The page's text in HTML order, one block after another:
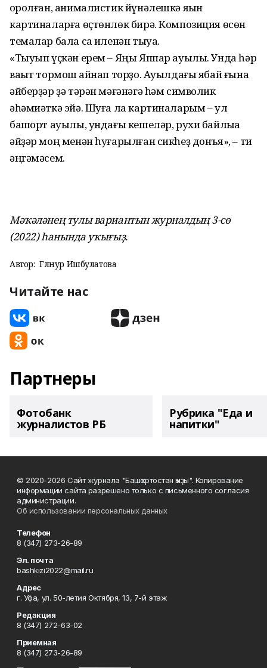
ҡоролған, анималис­тик йүнәлешкә яҡын
картиналарға өҫтөнлөк бирә. Композиция өсөн
темалар бала саҡ иленән тыуа.
«Тыуып үҫкән ерем – Яңы Яппар ауылы. Унда һәр
ваҡыт тормош ҡайнап торҙо. Ауылдағы ябай ғына
әйберҙәр ҙә тәрән мәғәнәгә һәм символик
әһәмиәткә эйә. Шуға ла картиналарым – ул
башҡорт ауылы, ундағы кешеләр, рухи байлыҡҡа
әйҙәр моң менән һуғарылған сикһеҙ донъя», – ти
әңгәмәсем.
Мәҡәләнең тулы вариантын журналдың 3-сө
(2022) һанында уҡығыҙ.
Автор: Гөлнур Ишбулатова
Читайте нас
Партнеры
Фотобанк
журналистов РБ
Рубрика "Еда и
напитки"
© 2020-2026 Сайт журнала "Башҡортостан ҡыҙы". Копирование
информации сайта разрешено только с письменного согласия
администрации.
Об использовании персональных данных
Телефон
8 (347) 273-26-89
Эл. почта
bashkizi2022@mail.ru
Адрес
г. Уфа, ул. 50-летия Октября, 13, 7-й этаж
Редакция
8 (347) 272-63-02
Приемная
8 (347) 273-26-89